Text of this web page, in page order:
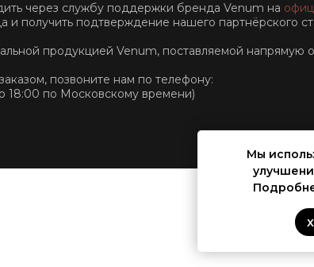
через службу поддержки бренда Venum на
получить подтверждение нашего партнёрского
продукцией Venum, поставляемой напрямую
позвоните нам по телефону:
18:00 по Московскому времени)
Мы